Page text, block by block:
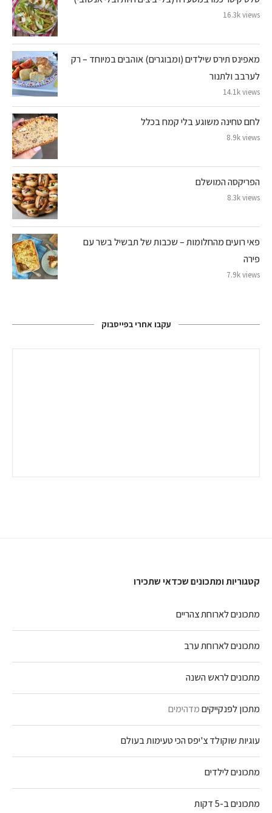
16.3k views
מאפינס תירס שילדים (ומבוגרים) אוהבים במיוחד – רק
לערבב ולתנור
14.1k views
לחם טחינה משוגע בלי קמח בכלל
8.9k views
הפריקסה המושלם
8.3k views
פאי רועים מהחלומות – שכבות של תבשיל בשר עם
פירה
7.9k views
עקבו אחרי בפייסבוק
קטגוריות ומתכונים שכדאי שתכירו
מתכונים לארוחת צהריים
מתכונים לארוחת ערב
מתכונים לראש השנה
מתכון לפנקייקיםמדהימים
עוגיות שוקולד צ'יפס הכי טעימות בעולם
מתכונים לילדים
מתכונים ב-5 דקות